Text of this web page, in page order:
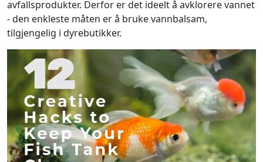
avfallsprodukter. Derfor er det ideelt å avklorere vannet
- den enkleste måten er å bruke vannbalsam,
tilgjengelig i dyrebutikker.